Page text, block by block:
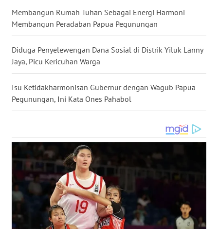
Membangun Rumah Tuhan Sebagai Energi Harmoni
Membangun Peradaban Papua Pegunungan
Diduga Penyelewengan Dana Sosial di Distrik Yiluk Lanny
Jaya, Picu Kericuhan Warga
Isu Ketidakharmonisan Gubernur dengan Wagub Papua
Pegunungan, Ini Kata Ones Pahabol
GORONTALO
WN
SULUT
WN
MALUKU
WN
WN
WN
DANAU
TOBA